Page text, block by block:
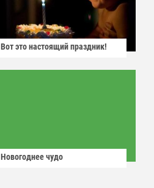
Вот это настоящий праздник!
Новогоднее чудо